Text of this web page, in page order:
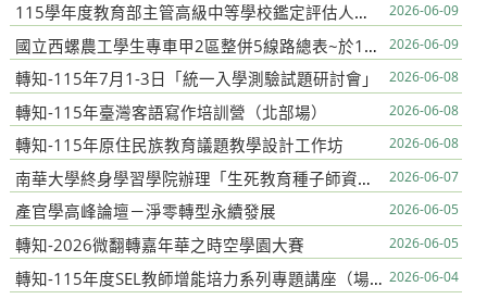
115學年度教育部主管高級中等學校鑑定評估人員培訓 2026-06-09
國立西螺農工學生專車甲2區整併5線路總表~於115年6月12日開始實施 2026-06-09
轉知-115年7月1-3日「統一入學測驗試題研討會」 2026-06-08
轉知-115年臺灣客語寫作培訓營（北部場） 2026-06-08
轉知-115年原住民族教育議題教學設計工作坊 2026-06-08
南華大學終身學習學院辦理「生死教育種子師資國際證照班」初階（花蓮場）及中階（台北場）課程招生簡章 2026-06-07
產官學高峰論壇－淨零轉型永續發展 2026-06-05
轉知-2026微翻轉嘉年華之時空學園大賽 2026-06-05
轉知-115年度SEL教師增能培力系列專題講座（場次四） 2026-06-04